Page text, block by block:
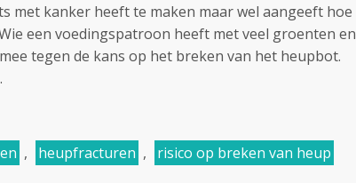
met kanker heeft te maken maar wel aangeeft hoe
een voedingspatroon heeft met veel groenten en
tegen de kans op het breken van het heupbot.
, heupfracturen , risico op breken van heup